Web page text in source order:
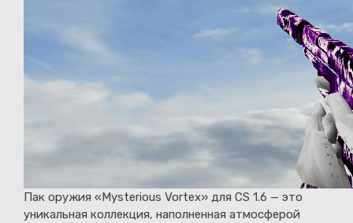
Пак оружия «Mysterious Vortex» для CS 1.6 — это
уникальная коллекция, наполненная атмосферой